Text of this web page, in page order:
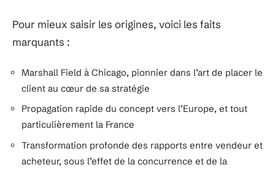
Pour mieux saisir les origines, voici les faits
marquants :
Marshall Field à Chicago, pionnier dans l’art de placer le
client au cœur de sa stratégie
Propagation rapide du concept vers l’Europe, et tout
particulièrement la France
Transformation profonde des rapports entre vendeur et
acheteur, sous l’effet de la concurrence et de la